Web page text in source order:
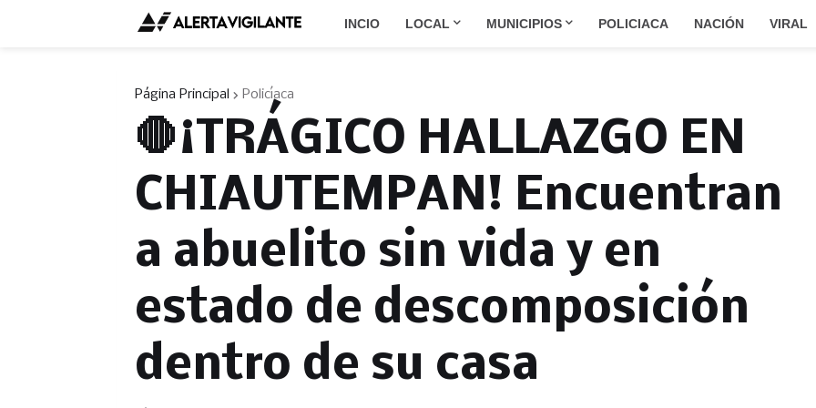
INCIO LOCAL MUNICIPIOS POLICIACA NACIÓN VIRAL
Página Principal Policíaca
🛑¡TRÁGICO HALLAZGO EN
CHIAUTEMPAN! Encuentran
a abuelito sin vida y en
estado de descomposición
dentro de su casa